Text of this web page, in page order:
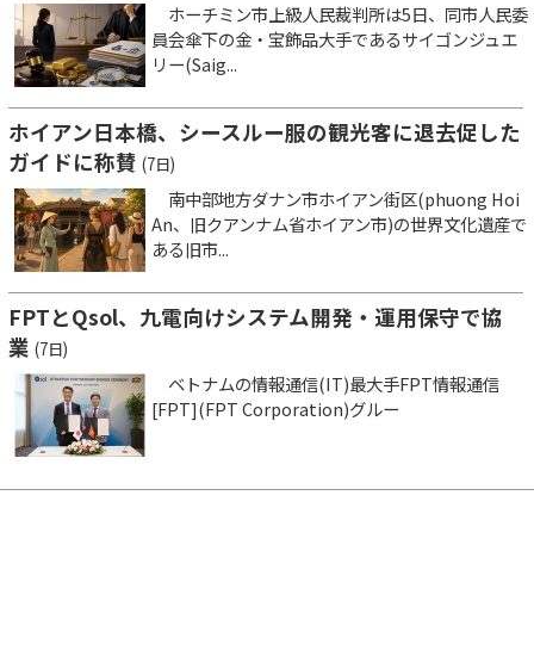
ホーチミン市上級人民裁判所は5日、同市人民委
員会傘下の金・宝飾品大手であるサイゴンジュエ
リー(Saig...
ホイアン日本橋、シースルー服の観光客に退去促した
ガイドに称賛 (7日)
南中部地方ダナン市ホイアン街区(phuong Hoi
An、旧クアンナム省ホイアン市)の世界文化遺産で
ある旧市...
FPTとQsol、九電向けシステム開発・運用保守で協
業 (7日)
ベトナムの情報通信(IT)最大手FPT情報通信
[FPT](FPT Corporation)グルー